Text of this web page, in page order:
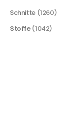
Schnitte (1260)
Stoffe (1042)